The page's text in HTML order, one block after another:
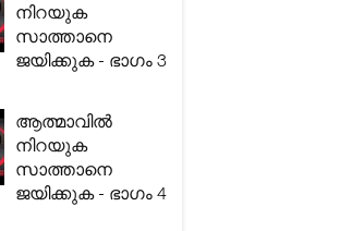
നിറയുക
സാത്താനെ
ജയിക്കുക - ഭാഗം 3
ആത്മാവിൽ
നിറയുക
സാത്താനെ
ജയിക്കുക - ഭാഗം 4